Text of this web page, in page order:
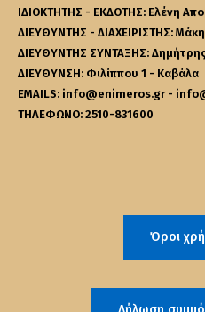
ΙΔΙΟΚΤΗΤΗΣ - ΕΚΔΟΤΗΣ: Ελένη
ΔΙΕΥΘΥΝΤΗΣ - ΔΙΑΧΕΙΡΙΣΤΗΣ:
ΔΙΕΥΘΥΝΤΗΣ ΣΥΝΤΑΞΗΣ: Δημήτρης
ΔΙΕΥΘΥΝΣΗ: Φιλίππου 1 - Καβάλα
EMAILS: info@enimeros.gr -
ΤΗΛΕΦΩΝΟ: 2510-831600
Όροι